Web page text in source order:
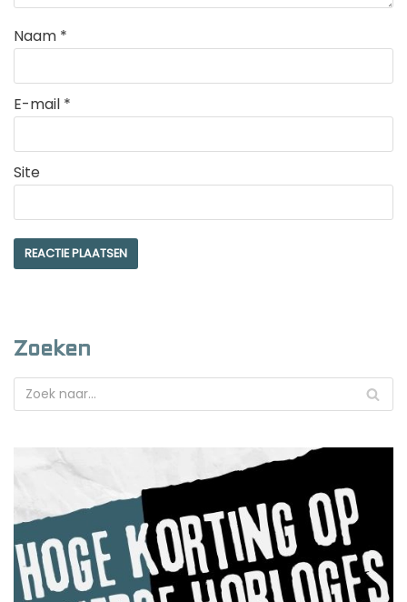
Naam *
E-mail *
Site
Zoeken